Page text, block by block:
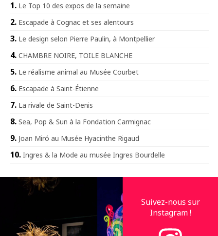
Le Top 10 des expos de la semaine
Escapade à Cognac et ses alentours
Le design selon Pierre Paulin, à Montpellier
CHAMBRE NOIRE, TOILE BLANCHE
Le réalisme animal au Musée Courbet
Escapade à Saint-Étienne
La rivale de Saint-Denis
Sea, Pop & Sun à la Fondation Carmignac
Joan Miró au Musée Hyacinthe Rigaud
Ingres & la Mode au musée Ingres Bourdelle
Suivez-nous sur
Instagram !